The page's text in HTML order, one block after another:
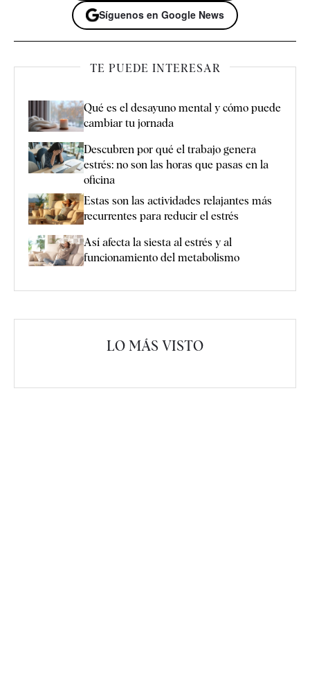
Síguenos en Google News
TE PUEDE INTERESAR
Qué es el desayuno mental y cómo puede
cambiar tu jornada
Descubren por qué el trabajo genera
estrés: no son las horas que pasas en la
oficina
Estas son las actividades relajantes más
recurrentes para reducir el estrés
Así afecta la siesta al estrés y al
funcionamiento del metabolismo
LO MÁS VISTO